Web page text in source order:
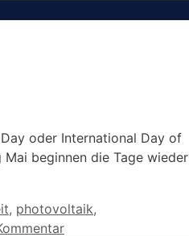
oder International Day of
beginnen die Tage wieder
, photovoltaik,